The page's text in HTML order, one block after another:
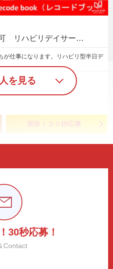
リハビリデイサー…
が仕事になります。リハビリ型半日デ
簡単！３０秒応募
を見る
30秒応募！
Contact